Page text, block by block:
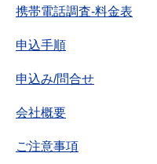
携帯電話調査-料金表
申込手順
申込み/問合せ
会社概要
ご注意事項